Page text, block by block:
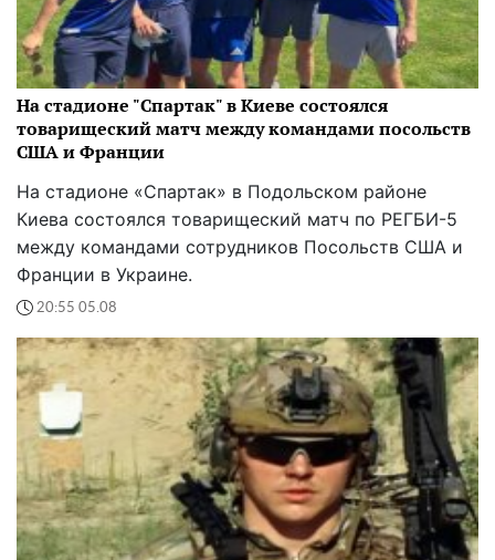
На стадионе "Спартак" в Киеве состоялся
товарищеский матч между командами посольств
США и Франции
На стадионе «Спартак» в Подольском районе
Киева состоялся товарищеский матч по РЕГБИ-5
между командами сотрудников Посольств США и
Франции в Украине.
20:55 05.08